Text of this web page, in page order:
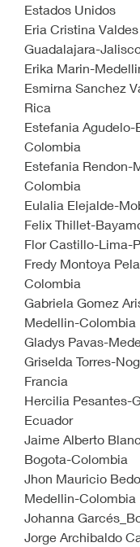
Estados Unidos
Eria Cristina
Guadalajara-
Erika Marin-
Esmirna Sanchez
Rica
Estefania Agudelo-
Colombia
Estefania Rendon-
Colombia
Eulalia Elejalde-
Felix Thillet-
Flor Castillo-Lima-
Fredy Montoya
Colombia
Gabriela Gomez
Medellin-Colombia
Gladys Pavas-
Griselda Torres-
Francia
Hercilia Pesantes-
Ecuador
Jaime Alberto
Bogota-Colombia
Jhon Mauricio
Medellin-Colombia
Johanna
Jorge Archibaldo